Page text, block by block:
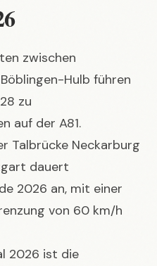
zwischen
Hulb führen
zu
auf der A81.
Talbrücke Neckarburg
dauert
2026 an, mit einer
von 60 km/h
2026 ist die